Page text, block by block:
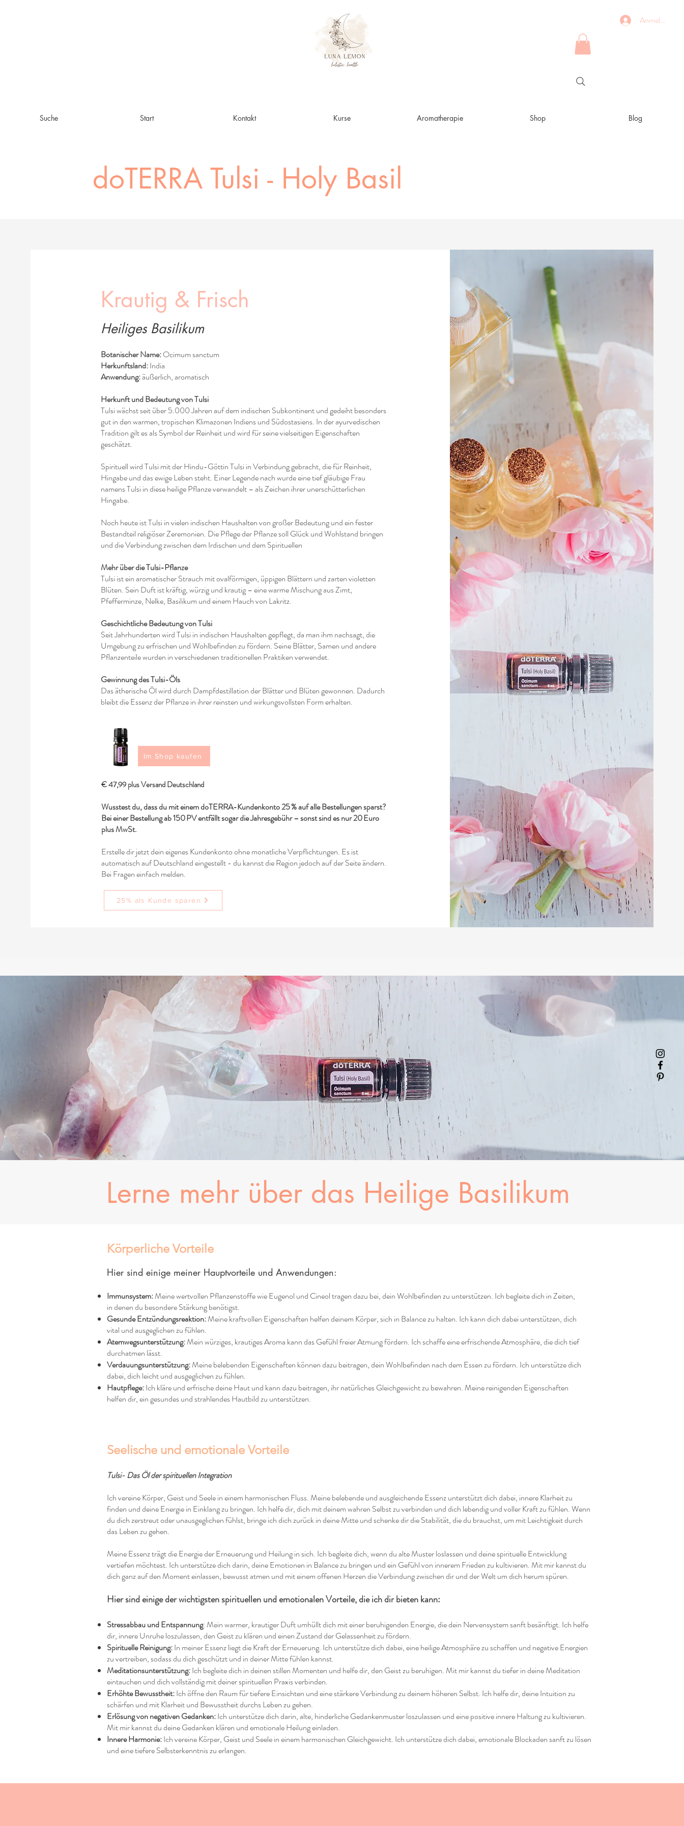
Anmelden
Suche Start Kontakt Kurse Aromatherapie Shop Blog
doTERRA Tulsi - Holy Basil
Krautig & Frisch
Heiliges Basilikum
Botanischer Name:Ocimum sanctum
Herkunftsland:India
Anwendung:äußerlich, aromatisch
Herkunft und Bedeutung von Tulsi
Tulsi wächst seit über 5.000 Jahren auf dem indischen Subkontinent und gedeiht besonders
gut in den warmen, tropischen Klimazonen Indiens und Südostasiens. In der ayurvedischen
Tradition gilt es als Symbol der Reinheit und wird für seine vielseitigen Eigenschaften
geschätzt.
Spirituell wird Tulsi mit der Hindu-Göttin Tulsi in Verbindung gebracht, die für Reinheit,
Hingabe und das ewige Leben steht. Einer Legende nach wurde eine tief gläubige Frau
namens Tulsi in diese heilige Pflanze verwandelt – als Zeichen ihrer unerschütterlichen
Hingabe.
Noch heute ist Tulsi in vielen indischen Haushalten von großer Bedeutung und ein fester
Bestandteil religiöser Zeremonien. Die Pflege der Pflanze soll Glück und Wohlstand bringen
und die Verbindung zwischen dem Irdischen und dem Spirituellen
Mehr über die Tulsi-Pflanze
Tulsi ist ein aromatischer Strauch mit ovalförmigen, üppigen Blättern und zarten violetten
Blüten. Sein Duft ist kräftig, würzig und krautig – eine warme Mischung aus Zimt,
Pfefferminze, Nelke, Basilikum und einem Hauch von Lakritz.
Geschichtliche Bedeutung von Tulsi
Seit Jahrhunderten wird Tulsi in indischen Haushalten gepflegt, da man ihm nachsagt, die
Umgebung zu erfrischen und Wohlbefinden zu fördern. Seine Blätter, Samen und andere
Pflanzenteile wurden in verschiedenen traditionellen Praktiken verwendet.
Gewinnung des Tulsi-Öls
Das ätherische Öl wird durch Dampfdestillation der Blätter und Blüten gewonnen. Dadurch
bleibt die Essenz der Pflanze in ihrer reinsten und wirkungsvollsten Form erhalten.
Im Shop kaufen
€ 47,99 plus Versand Deutschland
Wusstest du, dass du mit einem doTERRA-Kundenkonto 25 % auf alle Bestellungen sparst?
Bei einer Bestellung ab 150 PV entfällt sogar die Jahresgebühr – sonst sind es nur 20 Euro
plus MwSt.
Erstelle dir jetzt dein eigenes Kundenkonto ohne monatliche Verpflichtungen. Es ist
automatisch auf Deutschland eingestellt - du kannst die Region jedoch auf der Seite ändern.
Bei Fragen einfach melden.
25% als Kunde sparen
Lerne mehr über das Heilige Basilikum
Körperliche Vorteile
Hier sind einige meiner Hauptvorteile und Anwendungen:
Immunsystem:Meine wertvollen Pflanzenstoffe wie Eugenol und Cineol tragen dazu bei, dein Wohlbefinden zu unterstützen. Ich begleite dich in Zeiten,
in denen du besondere Stärkung benötigst.
Gesunde Entzündungsreaktion:Meine kraftvollen Eigenschaften helfen deinem Körper, sich in Balance zu halten. Ich kann dich dabei unterstützen, dich
vital und ausgeglichen zu fühlen.
Atemwegsunterstützung:Mein würziges, krautiges Aroma kann das Gefühl freier Atmung fördern. Ich schaffe eine erfrischende Atmosphäre, die dich tief
durchatmen lässt.
Verdauungsunterstützung:Meine belebenden Eigenschaften können dazu beitragen, dein Wohlbefinden nach dem Essen zu fördern. Ich unterstütze dich
dabei, dich leicht und ausgeglichen zu fühlen.
Hautpflege:Ich kläre und erfrische deine Haut und kann dazu beitragen, ihr natürliches Gleichgewicht zu bewahren. Meine reinigenden Eigenschaften
helfen dir, ein gesundes und strahlendes Hautbild zu unterstützen.
Seelische und emotionale Vorteile
Tulsi- Das Öl der spirituellen Integration
Ich vereine Körper, Geist und Seele in einem harmonischen Fluss. Meine belebende und ausgleichende Essenz unterstützt dich dabei, innere Klarheit zu
finden und deine Energie in Einklang zu bringen. Ich helfe dir, dich mit deinem wahren Selbst zu verbinden und dich lebendig und voller Kraft zu fühlen. Wenn
du dich zerstreut oder unausgeglichen fühlst, bringe ich dich zurück in deine Mitte und schenke dir die Stabilität, die du brauchst, um mit Leichtigkeit durch
das Leben zu gehen.
Meine Essenz trägt die Energie der Erneuerung und Heilung in sich. Ich begleite dich, wenn du alte Muster loslassen und deine spirituelle Entwicklung
vertiefen möchtest. Ich unterstütze dich darin, deine Emotionen in Balance zu bringen und ein Gefühl von innerem Frieden zu kultivieren. Mit mir kannst du
dich ganz auf den Moment einlassen, bewusst atmen und mit einem offenen Herzen die Verbindung zwischen dir und der Welt um dich herum spüren.
Hier sind einige der wichtigsten spirituellen und emotionalen Vorteile, die ich dir bieten kann:
Stressabbau und Entspannung: Mein warmer, krautiger Duft umhüllt dich mit einer beruhigenden Energie, die dein Nervensystem sanft besänftigt. Ich helfe
dir, innere Unruhe loszulassen, den Geist zu klären und einen Zustand der Gelassenheit zu fördern.
Spirituelle Reinigung:In meiner Essenz liegt die Kraft der Erneuerung. Ich unterstütze dich dabei, eine heilige Atmosphäre zu schaffen und negative Energien
zu vertreiben, sodass du dich geschützt und in deiner Mitte fühlen kannst.
Meditationsunterstützung:Ich begleite dich in deinen stillen Momenten und helfe dir, den Geist zu beruhigen. Mit mir kannst du tiefer in deine Meditation
eintauchen und dich vollständig mit deiner spirituellen Praxis verbinden.
Erhöhte Bewusstheit:Ich öffne den Raum für tiefere Einsichten und eine stärkere Verbindung zu deinem höheren Selbst. Ich helfe dir, deine Intuition zu
schärfen und mit Klarheit und Bewusstheit durchs Leben zu gehen.
Erlösung von negativen Gedanken:Ich unterstütze dich darin, alte, hinderliche Gedankenmuster loszulassen und eine positive innere Haltung zu kultivieren.
Mit mir kannst du deine Gedanken klären und emotionale Heilung einladen.
Innere Harmonie:Ich vereine Körper, Geist und Seele in einem harmonischen Gleichgewicht. Ich unterstütze dich dabei, emotionale Blockaden sanft zu lösen
und eine tiefere Selbsterkenntnis zu erlangen.